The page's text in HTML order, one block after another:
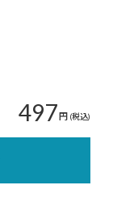
497円 (税込)